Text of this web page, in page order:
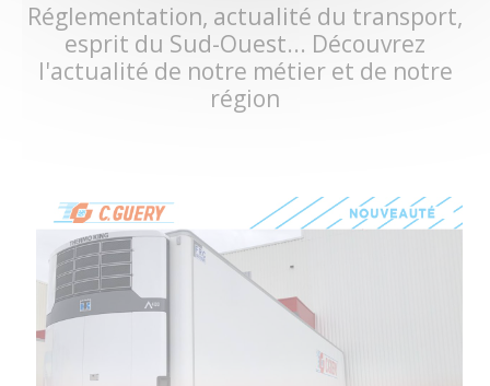
Réglementation, actualité du transport,
esprit du Sud-Ouest... Découvrez
l'actualité de notre métier et de notre
région